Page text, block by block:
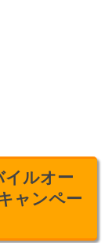
イルオー
ャンペー